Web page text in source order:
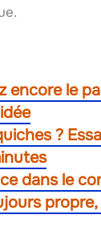
encore le
?
dans le